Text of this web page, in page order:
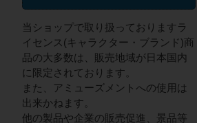
当ショップで取り扱っておりますラ
イセンス(キャラクター・ブランド)商
品の大多数は、販売地域が日本国内
に限定されております。
また、アミューズメントへの使用は
出来かねます。
他の製品や企業の販売促進、景品等